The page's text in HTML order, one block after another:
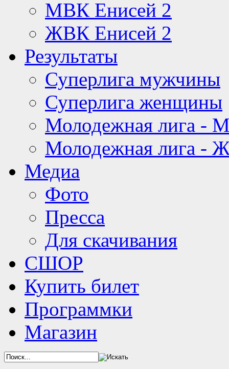
МВК Енисей 2
ЖВК Енисей 2
Результаты
Суперлига мужчины
Суперлига женщины
Молодежная лига -
Молодежная лига -
Медиа
Фото
Пресса
Для скачивания
СШОР
Купить билет
Программки
Магазин